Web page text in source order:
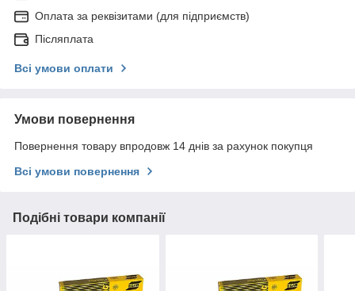
Оплата за реквізитами (для підприємств)
Післяплата
Всі умови оплати
Умови повернення
Повернення товару впродовж 14 днів за рахунок покупця
Всі умови повернення
Подібні товари компанії